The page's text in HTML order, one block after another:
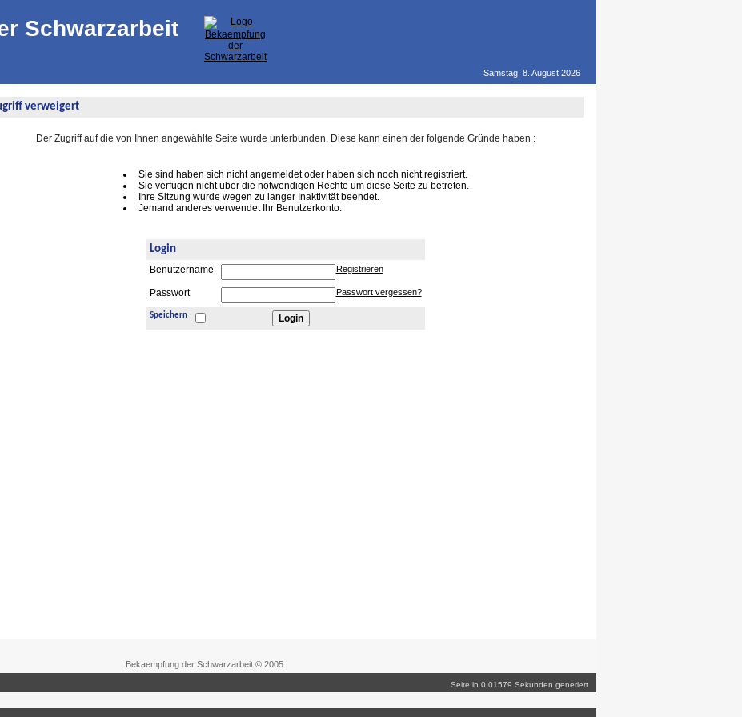
Schwarzarbeit
Samstag, 8. August 2026
verweigert
Der Zugriff auf die von Ihnen angewählte Seite wurde unterbunden. Diese kann einen der folgende Gründe haben :
Sie sind haben sich nicht angemeldet oder haben sich noch nicht registriert.
Sie verfügen nicht über die notwendigen Rechte um diese Seite zu betreten.
Ihre Sitzung wurde wegen zu langer Inaktivität beendet.
Jemand anderes verwendet Ihr Benutzerkonto.
Login
Benutzername Registrieren
Passwort Passwort vergessen?
Speichern
Bekaempfung der Schwarzarbeit © 2005
Seite in 0.01579 Sekunden generiert